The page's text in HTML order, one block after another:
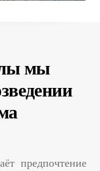
мы
предпочтение